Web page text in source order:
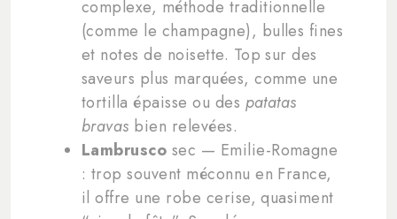
complexe, méthode traditionnelle
(comme le champagne), bulles fines
et notes de noisette. Top sur des
saveurs plus marquées, comme une
tortilla épaisse ou des patatas
bravas bien relevées.
Lambrusco sec — Emilie-Romagne
: trop souvent méconnu en France,
il offre une robe cerise, quasiment